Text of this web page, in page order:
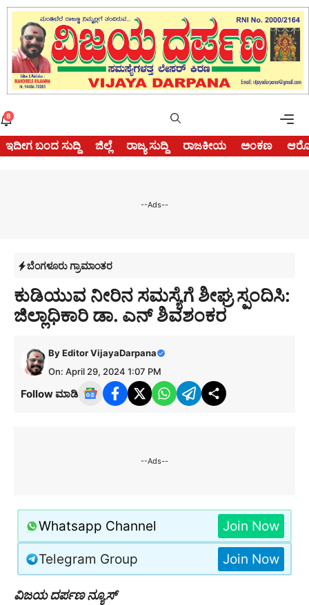
Skip
content
8
ಇದೀಗ ಬಂದ ಸುದ್ದಿ ಜಿಲ್ಲೆ ರಾಜ್ಯ ಸುದ್ದಿ ರಾಜಕೀಯ ಅಂಕಣ
--Ads--
ಬೆಂಗಳೂರು ಗ್ರಾಮಾಂತರ
ಕುಡಿಯುವ ನೀರಿನ ಸಮಸ್ಯೆಗೆ ಶೀಘ್ರ ಸ್ಪಂದಿಸಿ:
ಜಿಲ್ಲಾಧಿಕಾರಿ ಡಾ. ಎನ್ ಶಿವಶಂಕರ
ByEditor VijayaDarpana
On: April 29, 2024 1:07 PM
Follow ಮಾಡಿ
--Ads--
Whatsapp Channel Join Now
Telegram Group Join Now
ವಿಜಯ ದರ್ಪಣ ನ್ಯೂಸ್